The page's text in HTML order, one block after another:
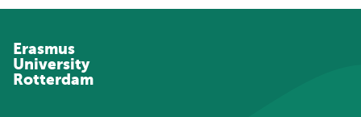
Erasmus
University
Rotterdam